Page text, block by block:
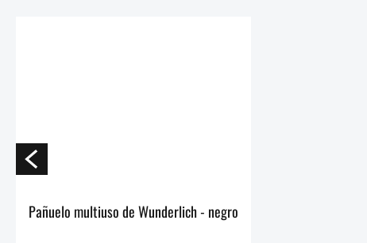
Pañuelo multiuso de Wunderlich - negro